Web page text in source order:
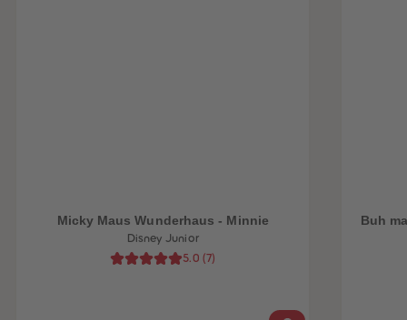
Micky Maus Wunderhaus - Minnie
Disney Junior
5.0 (7)
Buh